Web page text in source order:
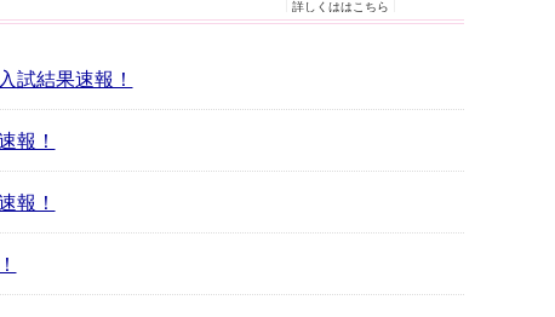
試結果速報！
報！
報！